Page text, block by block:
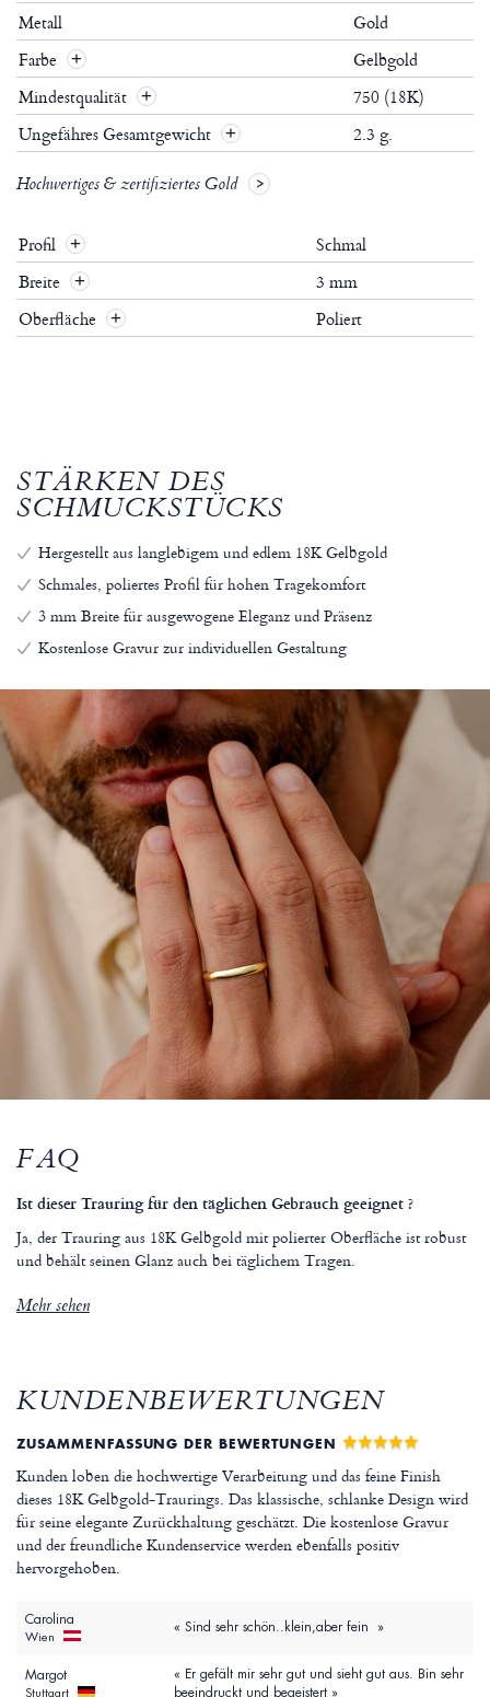
Metall
Gold
Farbe
Gelbgold
Mindestqualität
750 (18K)
Ungefähres Gesamtgewicht
2.3 g.
Hochwertiges & zertifiziertes Gold
Profil +
Schmal
Breite
+
3 mm
Oberfläche
+ Poliert
STÄRKEN DES
SCHMUCKSTÜCKS
Hergestellt aus langlebigem und edlem 18K Gelbgold
Schmales, poliertes Profil für hohen Tragekomfort
3 mm Breite für ausgewogene Eleganz und Präsenz
Kostenlose Gravur zur individuellen Gestaltung
FAQ
Ist dieser Trauring für den täglichen Gebrauch geeignet ?
Ja, der Trauring aus 18K Gelbgold mit polierter Oberfläche ist robust
und behält seinen Glanz auch bei täglichem Tragen.
Mehr sehen
KUNDENBEWERTUNGEN
ZUSAMMENFASSUNG DER BEWERTUNGEN
Kunden loben die hochwertige Verarbeitung und das feine Finish
dieses 18K Gelbgold-Traurings. Das klassische, schlanke Design wird
für seine elegante Zurückhaltung geschätzt. Die kostenlose Gravur
und der freundliche Kundenservice werden ebenfalls positiv
hervorgehoben.
Carolina
Wien
« Sind sehr schön..klein,aber fein »
Margot
Stuttgart
« Er gefält mir sehr gut und sieht gut aus. Bin sehr
beeindruckt und begeistert »